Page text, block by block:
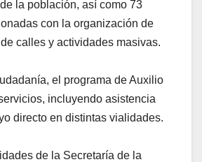
la población, así como 73
con la organización de
calles y actividades masivas.
el programa de Auxilio
incluyendo asistencia
directo en distintas vialidades.
de la Secretaría de la